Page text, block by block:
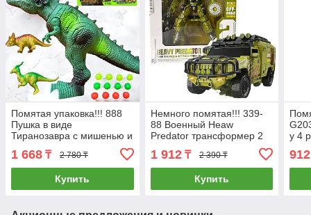
Помятая упаковка!!! 888
Пушка в виде
Тиранозавра с мишенью и
2 динозавра, 50*30см
1 668 ₸ 2 780 ₸
Купить
Немного помятая!!! 339-
88 Военный Heaw
Predator трансформер 2
вида 23*22см
1 912₸ 2 390 ₸
Купить
у 4
912